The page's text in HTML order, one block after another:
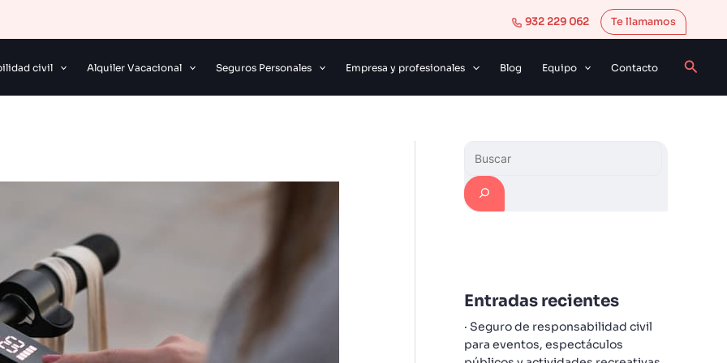
932 229 062 Te llamamos
civil Alquiler Vacacional Seguros Personales Empresa y profesionales Blog Equipo Contacto
Entradas recientes
Seguro de responsabilidad civil
para eventos, espectáculos